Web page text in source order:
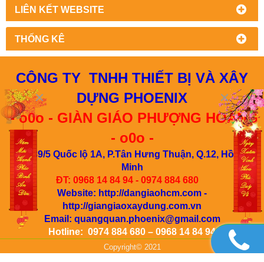
LIÊN KẾT WEBSITE
THỐNG KÊ
CÔNG TY TNHH THIẾT BỊ VÀ XÂY
DỰNG PHOENIX
- o0o - GIÀN GIÁO PHƯỢNG HOÀNG
- o0o -
Đ/c: 39/5 Quốc lộ 1A, P.Tân Hưng Thuận, Q.12, Hồ Chí
Minh
ĐT: 0968 14 84 94 - 0974 884 680
Website: http://dangiaohcm.com -
http://giangiaoxaydung.com.vn
Email: quangquan.phoenix@gmail.com
Hotline: 0974 884 680 – 0968 14 84 94
Copyright© 2021